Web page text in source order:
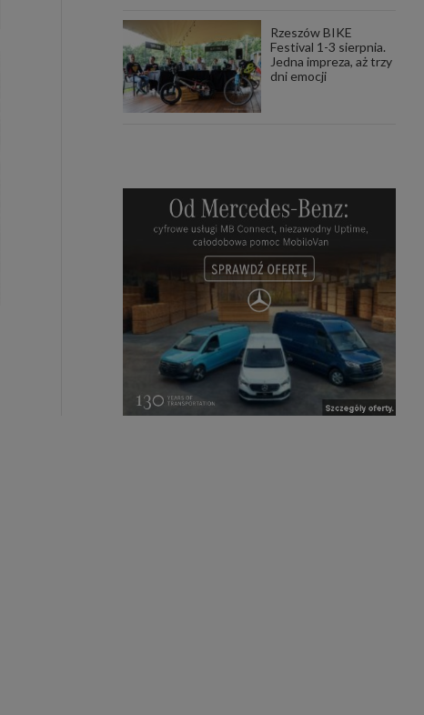
Rzeszów BIKE
Festival 1-3 sierpnia.
Jedna impreza, aż trzy
dni emocji